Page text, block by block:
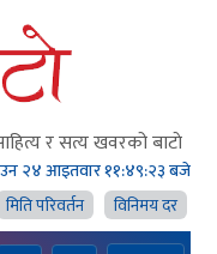
र सत्य खवरको बाटाे
२४ आइतवार११:४९:२४ बजे
मिति परिवर्तन विनिमय दर